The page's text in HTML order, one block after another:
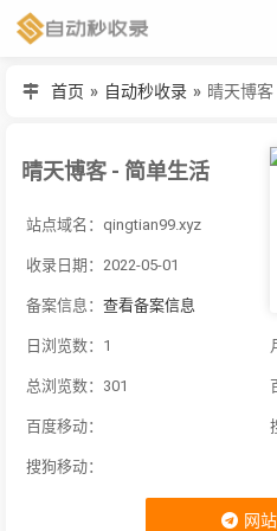
首页 » 自动秒收录 » 晴天博
晴天博客 - 简单生活
站点域名：qingtian99.xyz
收录日期：2022-05-01
备案信息： 查看备案信息
日浏览数：1
总浏览数：301
百度移动：
搜狗移动：
网